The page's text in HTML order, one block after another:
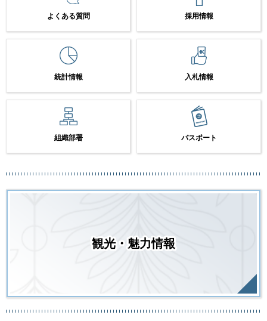
よくある質問 採用情報
統計情報 入札情報
組織部署 パスポート
観光・魅力情報